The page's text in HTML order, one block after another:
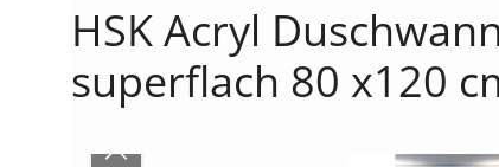
HSK Acryl
superflach 80 x120